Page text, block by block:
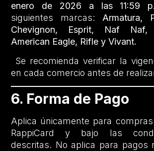
enero de 2026 a las 11:59
siguientes marcas: Armatura,
Chevignon, Esprit, Naf Naf,
American Eagle, Rifle y Vivant.
Se recomienda verificar la
en cada comercio antes de
6. Forma de Pago
Aplica únicamente para
RappiCard y bajo las
descritas. No aplica para pagos